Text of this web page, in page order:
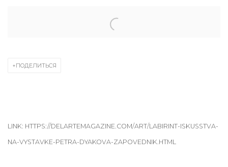
ПОДЕЛИТЬСЯ
LINK: HTTPS://DELARTEMAGAZINE.COM/ART/LABIRINT-ISKUSSTVA-
NA-VYSTAVKE-PETRA-DYAKOVA-ZAPOVEDNIK.HTML